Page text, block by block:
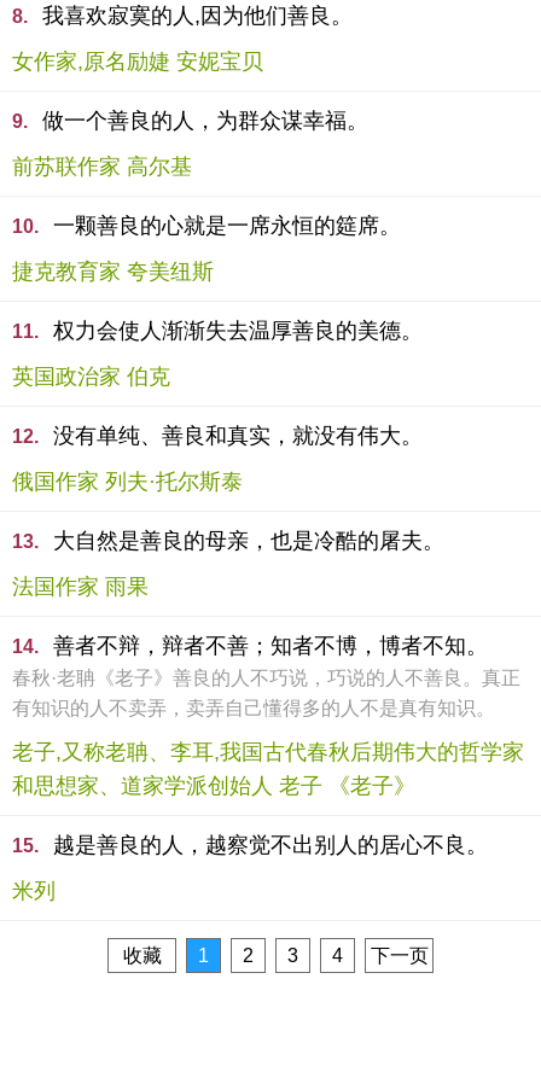
8.
我喜欢寂寞的人,因为他们善良。
女作家,原名励婕 安妮宝贝
9.
做一个善良的人，为群众谋幸福。
前苏联作家 高尔基
10.
一颗善良的心就是一席永恒的筵席。
捷克教育家 夸美纽斯
11.
权力会使人渐渐失去温厚善良的美德。
英国政治家 伯克
12.
没有单纯、善良和真实，就没有伟大。
俄国作家 列夫·托尔斯泰
13.
大自然是善良的母亲，也是冷酷的屠夫。
法国作家 雨果
14. 善者不辩，辩者不善；知者不博，博者不知。
春秋·老聃《老子》善良的人不巧说，巧说的人不善良。真正
有知识的人不卖弄，卖弄自己懂得多的人不是真有知识。
老子,又称老聃、李耳,我国古代春秋后期伟大的哲学家
和思想家、道家学派创始人 老子 《老子》
15.
越是善良的人，越察觉不出别人的居心不良。
米列
收藏 1 2 3 4 下一页